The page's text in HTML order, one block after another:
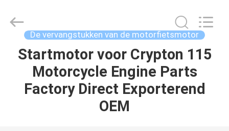
THUIS
PRODUCTEN
Spare
Parts
Reserved.
De vervangstukken van de motorfietsmotor
Startmotor voor Crypton 115
Motorcycle Engine Parts
Factory Direct Exporterend
OEM